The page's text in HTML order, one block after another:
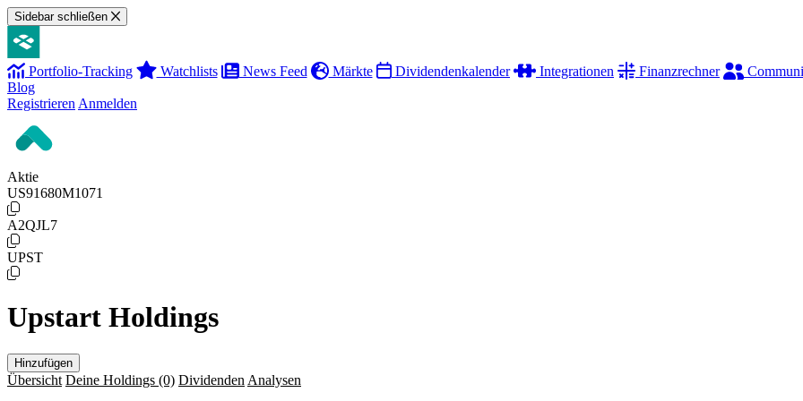
Sidebar schließen
Portfolio-Tracking Watchlists News Feed Märkte Dividendenkalender Integrationen Finanzrechner
Blog
Registrieren Anmelden
Aktie
US91680M1071
A2QJL7
UPST
Upstart Holdings
Hinzufügen
Übersicht Deine Holdings (0) Dividenden Analysen